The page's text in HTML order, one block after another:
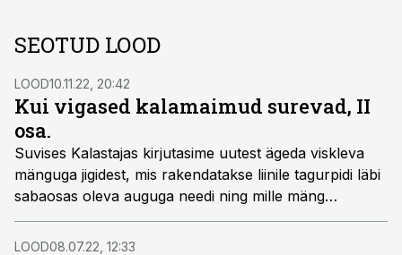
SEOTUD LOOD
LOOD10.11.22, 20:42
Kui vigased kalamaimud surevad, II
osa.
Suvises Kalastajas kirjutasime uutest ägeda viskleva
mänguga jigidest, mis rakendatakse liinile tagurpidi läbi
sabaosas oleva auguga needi ning mille mäng
meenutab surevat kalamaimu. Toona oli asi nii uus, et
Eestis polnud neid veel kusagil müüa.
LOOD08.07.22, 12:33